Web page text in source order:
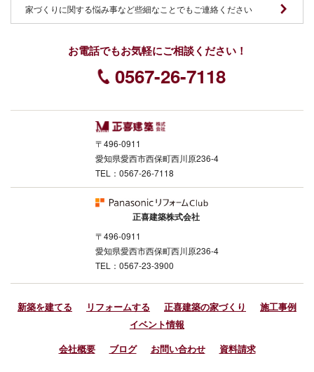
家づくりに関する悩み事など些細なことでもご連絡ください
お電話でもお気軽にご相談ください！
0567-26-7118
〒496-0911
愛知県愛西市西保町西川原236-4
TEL：0567-26-7118
正喜建築株式会社
〒496-0911
愛知県愛西市西保町西川原236-4
TEL：0567-23-3900
新築を建てる リフォームする 正喜建築の家づくり
施工事例
イベント情報
会社概要
ブログ お問い合わせ 資料請求